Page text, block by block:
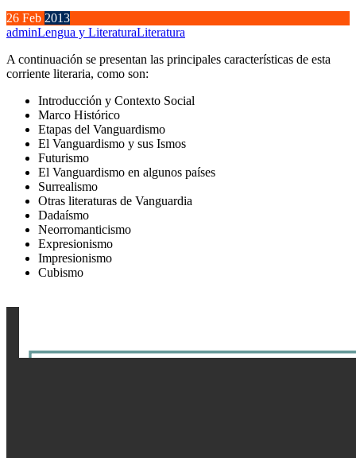
26 Feb 2013
adminLengua y LiteraturaLiteratura
A continuación se presentan las principales características de esta
corriente literaria, como son:
Introducción y Contexto Social
Marco Histórico
Etapas del Vanguardismo
El Vanguardismo y sus Ismos
Futurismo
El Vanguardismo en algunos países
Surrealismo
Otras literaturas de Vanguardia
Dadaísmo
Neorromanticismo
Expresionismo
Impresionismo
Cubismo